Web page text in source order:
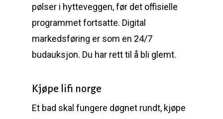
pølser i hytteveggen, før det offisielle
programmet fortsatte. Digital
markedsføring er som en 24/7
budauksjon. Du har rett til å bli glemt.
Kjøpe lifi norge
Et bad skal fungere døgnet rundt, kjøpe